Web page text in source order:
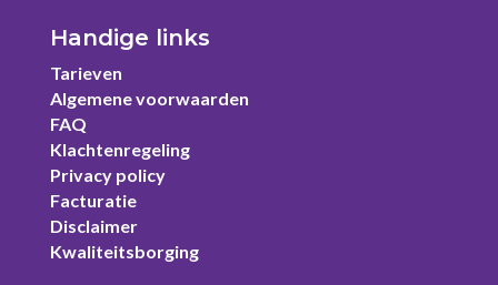
Handige links
Tarieven
Algemene voorwaarden
FAQ
Klachtenregeling
Privacy policy
Facturatie
Disclaimer
Kwaliteitsborging